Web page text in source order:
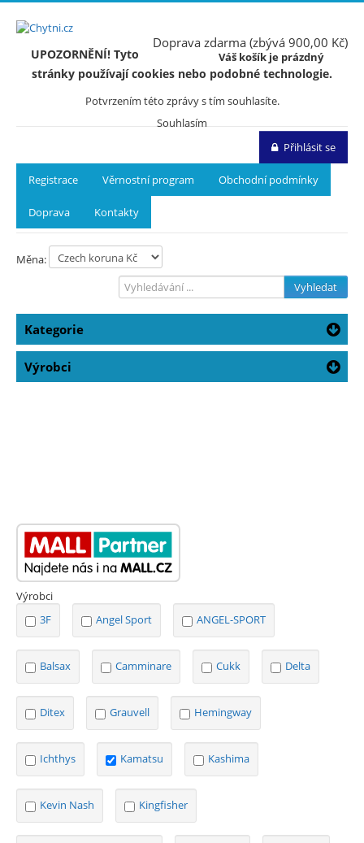
Doprava zdarma (zbývá 900,00 Kč)
Váš košík je prázdný
UPOZORNĚNÍ! Tyto
stránky používají cookies nebo podobné technologie.
Potvrzením této zprávy s tím souhlasíte.
Souhlasím
Přihlásit se
Registrace Věrnostní program Obchodní podmínky
Doprava Kontakty
Měna:
Vyhledat
Kategorie
Výrobci
Výrobci
3F
Angel Sport ANGEL-SPORT
Balsax Camminare Cukk Delta
Ditex Grauvell Hemingway
Ichthys Kamatsu Kashima
Kevin Nash Kingfisher